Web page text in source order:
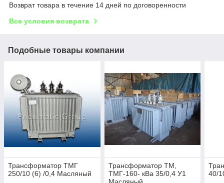
Возврат товара в течение 14 дней по договоренности
Все условия возврата
Подобные товары компании
Трансформатор ТМГ
250/10 (6) /0,4 Масляный
Трансформатор ТМ,
ТМГ-160- кВа 35/0,4 У1
40/